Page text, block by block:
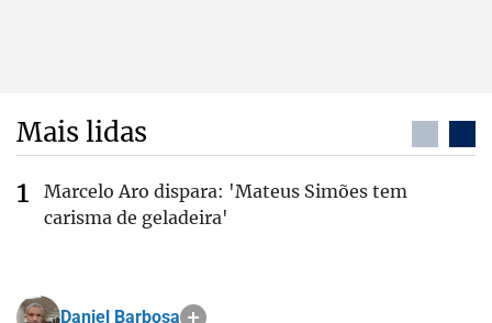
Mais lidas
Marcelo Aro dispara: 'Mateus Simões tem
carisma de geladeira'
Daniel Barbosa